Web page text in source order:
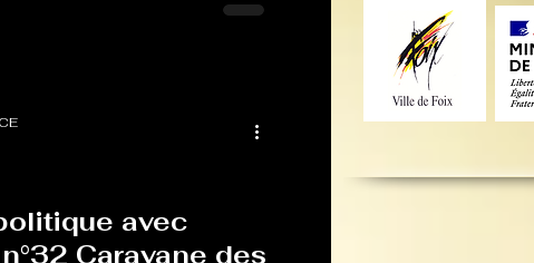
avec
Caravane des